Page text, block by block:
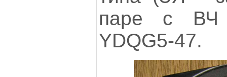
паре с ВЧ
YDQG5-47.